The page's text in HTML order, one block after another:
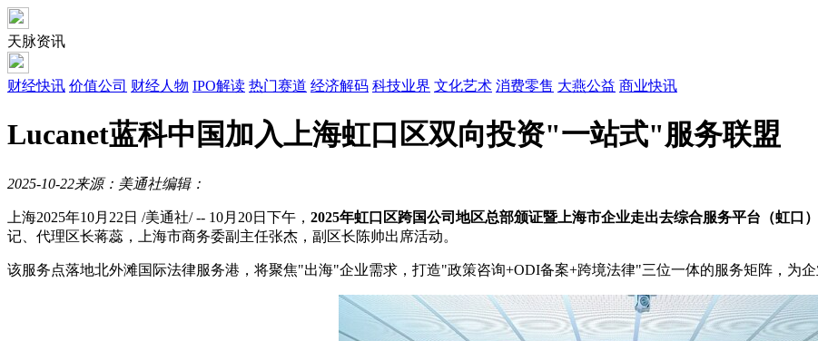
天脉资讯
财经快讯 价值公司 财经人物 IPO解读 热门赛道 经济解码 科技业界 文化艺术 消费零售 大燕公益 商业快讯
Lucanet蓝科中国加入上海虹口区双向投资"一站式"服务联盟
2025-10-22来源：美通社编辑：
上海2025年10月22日 /美通社/ -- 10月20日下午， 2025年虹口区跨国公司地区总部颁证暨上海市企业走出去综合服务平台（虹口
记、代理区长蒋蕊，上海市商务委副主任张杰，副区长陈帅出席活动。
该服务点落地北外滩国际法律服务港，将聚焦"出海"企业需求，打造"政策咨询+ODI备案+跨境法律"三位一体的服务矩阵，为企